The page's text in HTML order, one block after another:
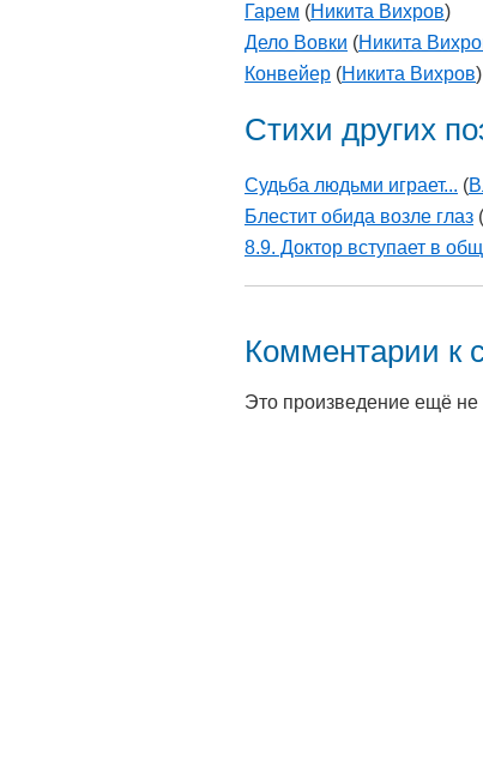
Гарем (Никита Вихров)
Дело Вовки (Никита
Конвейер (Никита Вихров)
Стихи других
Судьба людьми играет... (
Блестит обида возле глаз (
8.9. Доктор вступает в
Комментарии к
Это произведение ещё